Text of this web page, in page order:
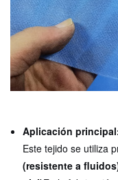
Aplicación
Este tejido se utiliza
(resistente a